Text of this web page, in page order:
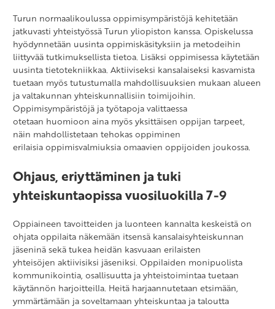
Turun normaalikoulussa oppimisympäristöjä kehitetään
jatkuvasti yhteistyössä Turun yliopiston kanssa. Opiskelussa
hyödynnetään uusinta oppimiskäsityksiin ja metodeihin
liittyvää tutkimuksellista tietoa. Lisäksi oppimisessa käytetään
uusinta tietotekniikkaa. Aktiiviseksi kansalaiseksi kasvamista
tuetaan myös tutustumalla mahdollisuuksien mukaan alueen
ja valtakunnan yhteiskunnallisiin toimijoihin.
Oppimisympäristöjä ja työtapoja valittaessa
otetaan huomioon aina myös yksittäisen oppijan tarpeet,
näin mahdollistetaan tehokas oppiminen
erilaisia oppimisvalmiuksia omaavien oppijoiden joukossa.
Ohjaus, eriyttäminen ja tuki
yhteiskuntaopissa vuosiluokilla 7-9
Oppiaineen tavoitteiden ja luonteen kannalta keskeistä on
ohjata oppilaita näkemään itsensä kansalaisyhteiskunnan
jäseninä sekä tukea heidän kasvuaan erilaisten
yhteisöjen aktiivisiksi jäseniksi. Oppilaiden monipuolista
kommunikointia, osallisuutta ja yhteistoimintaa tuetaan
käytännön harjoitteilla. Heitä harjaannutetaan etsimään,
ymmärtämään ja soveltamaan yhteiskuntaa ja taloutta